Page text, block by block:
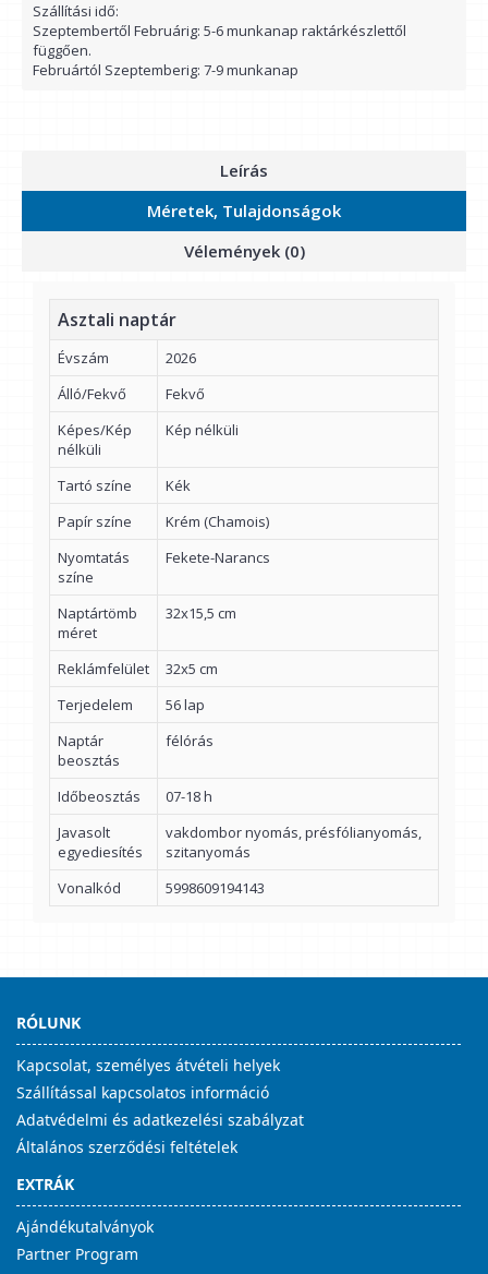
Szállítási idő:
Szeptembertől Februárig: 5-6 munkanap raktárkészlettől
függően.
Februártól Szeptemberig: 7-9 munkanap
Leírás
Méretek, Tulajdonságok
Vélemények (0)
Asztali naptár
Évszám
2026
Álló/Fekvő
Fekvő
Képes/Kép
nélküli
Kép nélküli
Tartó színe
Kék
Papír színe
Krém (Chamois)
Nyomtatás
színe
Fekete-Narancs
Naptártömb
méret
32x15,5 cm
Reklámfelület
32x5 cm
Terjedelem
56 lap
Naptár
beosztás
félórás
Időbeosztás
07-18 h
Javasolt
egyediesítés
vakdombor nyomás, présfólianyomás,
szitanyomás
Vonalkód
5998609194143
RÓLUNK
Kapcsolat, személyes átvételi helyek
Szállítással kapcsolatos információ
Adatvédelmi és adatkezelési szabályzat
Általános szerződési feltételek
EXTRÁK
Ajándékutalványok
Partner Program